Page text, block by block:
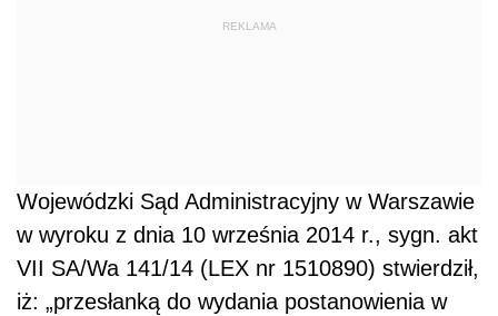
REKLAMA
Wojewódzki Sąd Administracyjny w Warszawie
w wyroku z dnia 10 września 2014 r., sygn. akt
VII SA/Wa 141/14 (LEX nr 1510890) stwierdził,
iż: „przesłanką do wydania postanowienia w